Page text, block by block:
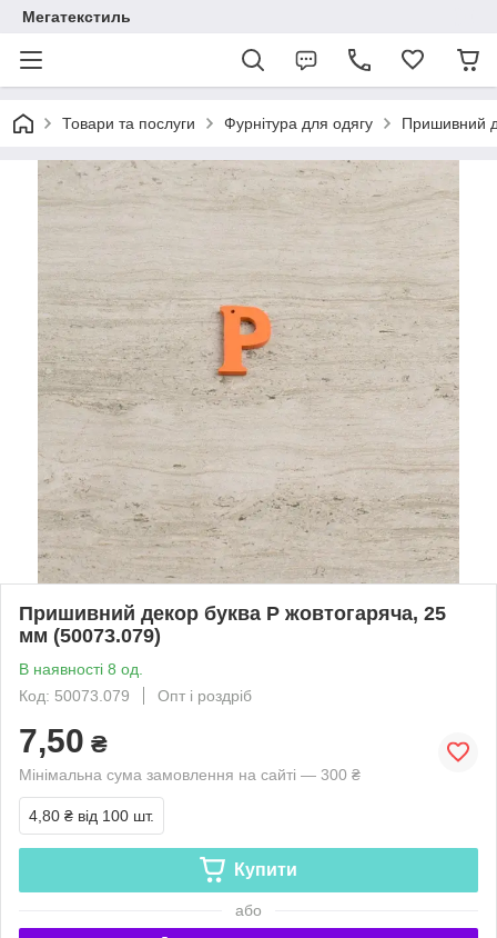
Мегатекстиль
Товари та послуги Фурнітура для одягу Пришивний
Пришивний декор буква P жовтогаряча, 25
мм (50073.079)
В наявності 8 од.
Код: 50073.079
Опт і роздріб
7,50 ₴
Мінімальна сума замовлення на сайті — 300 ₴
4,80 ₴ від 100 шт.
Купити
або